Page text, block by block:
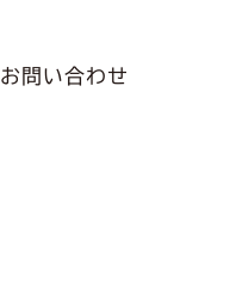
お問い合わせ